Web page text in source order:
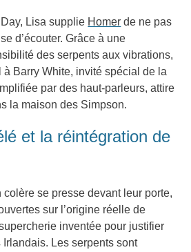
Lisa supplie Homer de ne pas
d’écouter. Grâce à une
des serpents aux vibrations,
à Barry White, invité spécial de la
par des haut-parleurs, attire
la maison des Simpson.
et la réintégration de
colère se presse devant leur porte,
sur l’origine réelle de
inventée pour justifier
Irlandais. Les serpents sont